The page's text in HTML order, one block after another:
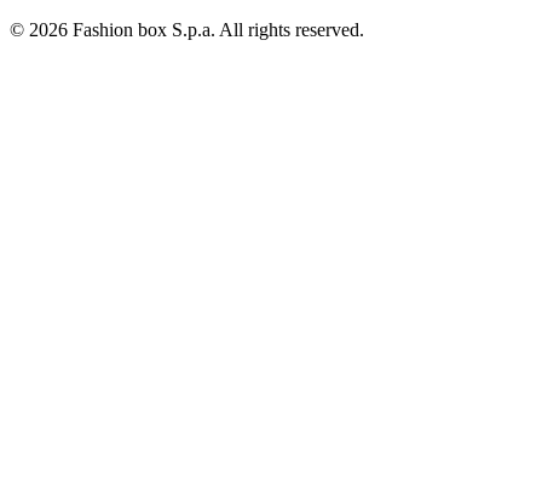
© 2026 Fashion box S.p.a. All rights reserved.